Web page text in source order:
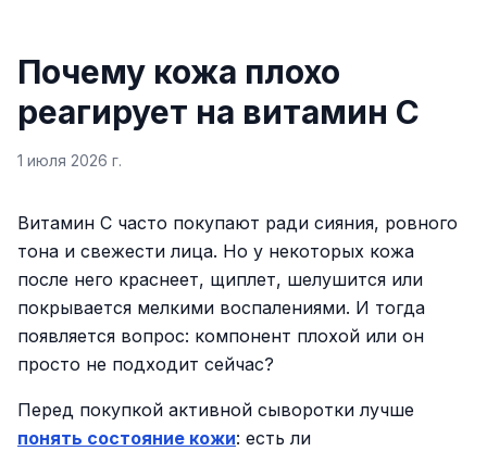
Почему кожа плохо
реагирует на витамин C
1 июля 2026 г.
Витамин C часто покупают ради сияния, ровного
тона и свежести лица. Но у некоторых кожа
после него краснеет, щиплет, шелушится или
покрывается мелкими воспалениями. И тогда
появляется вопрос: компонент плохой или он
просто не подходит сейчас?
Перед покупкой активной сыворотки лучше
понять состояние кожи: есть ли